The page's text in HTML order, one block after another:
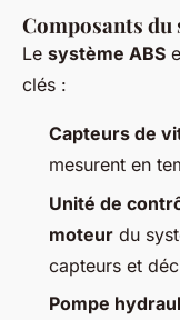
Composants du
Le système ABS
clés :
Capteurs de
mesurent en
Unité de
moteur du
capteurs et
Pompe